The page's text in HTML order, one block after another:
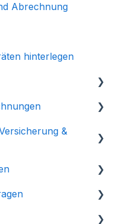
Abrechnung
hinterlegen
für mich?
&